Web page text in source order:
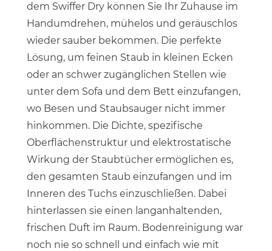
dem Swiffer Dry können Sie Ihr Zuhause im
Handumdrehen, mühelos und geräuschlos
wieder sauber bekommen. Die perfekte
Lösung, um feinen Staub in kleinen Ecken
oder an schwer zugänglichen Stellen wie
unter dem Sofa und dem Bett einzufangen,
wo Besen und Staubsauger nicht immer
hinkommen. Die Dichte, spezifische
Oberflächenstruktur und elektrostatische
Wirkung der Staubtücher ermöglichen es,
den gesamten Staub einzufangen und im
Inneren des Tuchs einzuschließen. Dabei
hinterlassen sie einen langanhaltenden,
frischen Duft im Raum. Bodenreinigung war
noch nie so schnell und einfach wie mit